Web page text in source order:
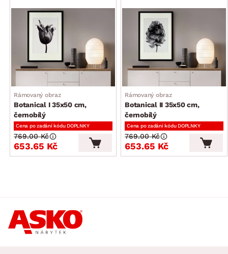
Rámovaný obraz
Botanical I 35x50 cm,
černobílý
Cena po zadání kódu DOPLNKY
653.65 Kč
769.00 Kč
Rámovaný obraz
Botanical II 35x50 cm,
černobílý
Cena po zadání kódu DOPLNKY
653.65 Kč
769.00 Kč